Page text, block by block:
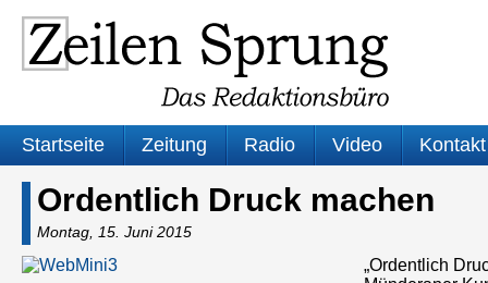
Startseite Zeitung Radio Video Kontakt
Ordentlich Druck machen
Montag, 15. Juni 2015
„Ordentlich